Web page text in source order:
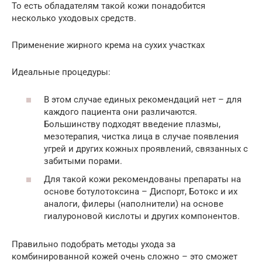
То есть обладателям такой кожи понадобится
несколько уходовых средств.
Применение жирного крема на сухих участках
Идеальные процедуры:
В этом случае единых рекомендаций нет – для
каждого пациента они различаются.
Большинству подходят введение плазмы,
мезотерапия, чистка лица в случае появления
угрей и других кожных проявлений, связанных с
забитыми порами.
Для такой кожи рекомендованы препараты на
основе ботулотоксина – Диспорт, Ботокс и их
аналоги, филеры (наполнители) на основе
гиалуроновой кислоты и других компонентов.
Правильно подобрать методы ухода за
комбинированной кожей очень сложно – это сможет